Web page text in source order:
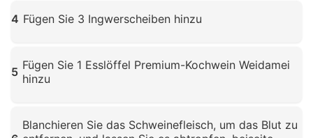
4 Fügen Sie 3 Ingwerscheiben hinzu
5 Fügen Sie 1 Esslöffel Premium-Kochwein Weidamei
hinzu
Blanchieren Sie das Schweinefleisch, um das Blut zu